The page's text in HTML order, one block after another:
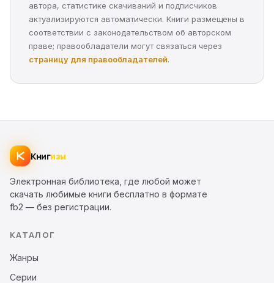
автора, статистике скачиваний и подписчиков
актуализируются автоматически. Книги размещены в
соответствии с законодательством об авторском
праве; правообладатели могут связаться через
страницу для правообладателей.
Книгизм
Электронная библиотека, где любой может
скачать любимые книги бесплатно в формате
fb2 — без регистрации.
КАТАЛОГ
Жанры
Серии